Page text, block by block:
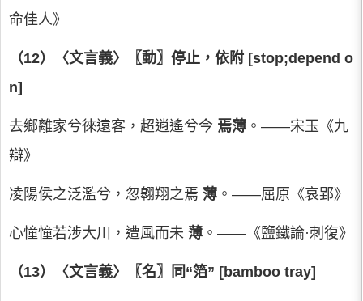
命佳人》
（12）〈文言義〉〖動〗停止，依附 [stop;depend o
n]
去鄉離家兮徠遠客，超逍遙兮今 焉薄 。——宋玉《九
辯》
凌陽侯之泛濫兮，忽翱翔之焉 薄 。——屈原《哀郢》
心憧憧若涉大川，遭風而未 薄 。——《鹽鐵論·刺復》
（13）〈文言義〉〖名〗同“箔” [bamboo tray]